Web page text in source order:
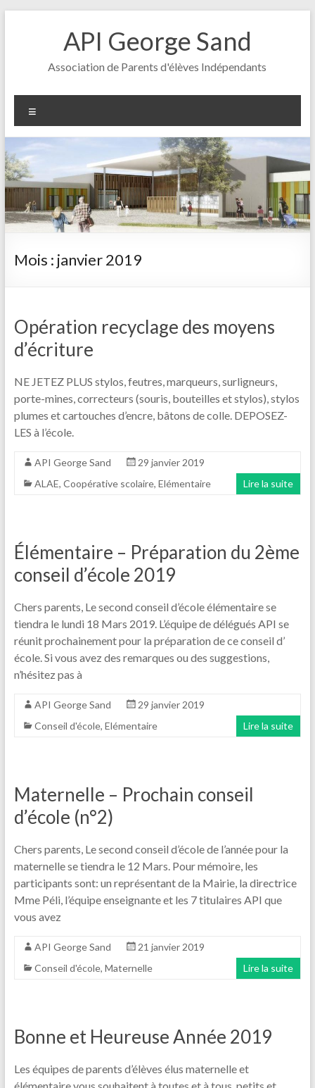
API George Sand
Association de Parents d'élèves Indépendants
Mois : janvier 2019
Opération recyclage des moyens
d’écriture
NE JETEZ PLUS stylos, feutres, marqueurs, surligneurs,
porte-mines, correcteurs (souris, bouteilles et stylos), stylos
plumes et cartouches d’encre, bâtons de colle. DEPOSEZ-
LES à l’école.
API George Sand
29 janvier 2019
ALAE, Coopérative scolaire, Elémentaire Lire la suite
Élémentaire – Préparation du 2ème
conseil d’école 2019
Chers parents, Le second conseil d’école élémentaire se
tiendra le lundi 18 Mars 2019. L’équipe de délégués API se
réunit prochainement pour la préparation de ce conseil d’
école. Si vous avez des remarques ou des suggestions,
n’hésitez pas à
API George Sand
29 janvier 2019
Conseil d'école, Elémentaire Lire la suite
Maternelle – Prochain conseil
d’école (n°2)
Chers parents, Le second conseil d’école de l’année pour la
maternelle se tiendra le 12 Mars. Pour mémoire, les
participants sont: un représentant de la Mairie, la directrice
Mme Péli, l’équipe enseignante et les 7 titulaires API que
vous avez
API George Sand
21 janvier 2019
Conseil d'école, Maternelle Lire la suite
Bonne et Heureuse Année 2019
Les équipes de parents d’élèves élus maternelle et